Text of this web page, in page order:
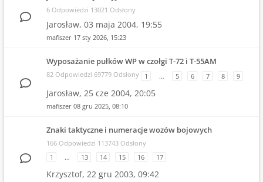
6 Odpowiedzi 13021 Odsłony
Jarosław, 03 maja 2004, 19:55
mafiszer 17 sty 2026, 15:23
Wyposażanie pułków WP w czołgi T-72 i T-55AM
82 Odpowiedzi 69779 Odsłony 1 … 5 6 7 8 9
Jarosław, 25 cze 2004, 20:05
mafiszer 08 gru 2025, 08:10
Znaki taktyczne i numeracje wozów bojowych
166 Odpowiedzi 113743 Odsłony
1
… 13 14 15 16 17
Krzysztof, 22 gru 2003, 09:42